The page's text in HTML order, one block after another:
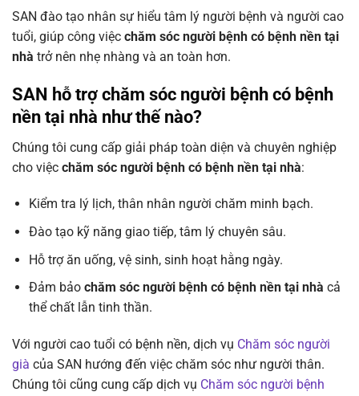
SAN đào tạo nhân sự hiểu tâm lý người bệnh và người cao
tuổi, giúp công việc chăm sóc người bệnh có bệnh nền tại
nhà trở nên nhẹ nhàng và an toàn hơn.
SAN hỗ trợ chăm sóc người bệnh có bệnh
nền tại nhà như thế nào?
Chúng tôi cung cấp giải pháp toàn diện và chuyên nghiệp
cho việc chăm sóc người bệnh có bệnh nền tại nhà:
Kiểm tra lý lịch, thân nhân người chăm minh bạch.
Đào tạo kỹ năng giao tiếp, tâm lý chuyên sâu.
Hỗ trợ ăn uống, vệ sinh, sinh hoạt hằng ngày.
Đảm bảo chăm sóc người bệnh có bệnh nền tại nhà cả
thể chất lẫn tinh thần.
Với người cao tuổi có bệnh nền, dịch vụ Chăm sóc người
già của SAN hướng đến việc chăm sóc như người thân.
Chúng tôi cũng cung cấp dịch vụ Chăm sóc người bệnh